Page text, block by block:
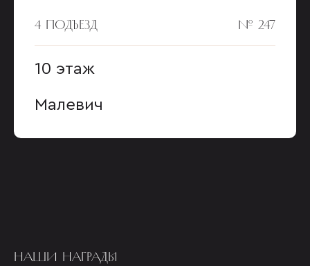
4 ПОДЪЕЗД № 247
10 этаж
Малевич
НАШИ НАГРАДЫ